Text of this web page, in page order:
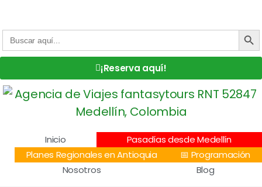
Buscar: BOTÓN
¡Reserva aquí!
Inicio
Pasadías desde Medellín
Planes Regionales en Antioquia
📅 Programación
Nosotros
Blog